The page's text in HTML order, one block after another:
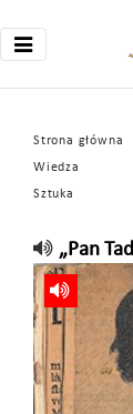
Strona główna
Wiedza
Sztuka
„Pan